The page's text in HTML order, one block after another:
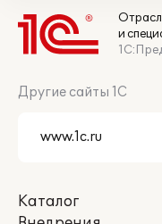
и
Другие сайты 1С
Каталог